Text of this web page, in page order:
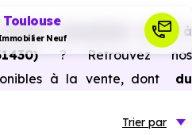
Toulouse
Neufimmobilier neuf à
? Retrouvez nos
à la vente, dont
du
Trier par